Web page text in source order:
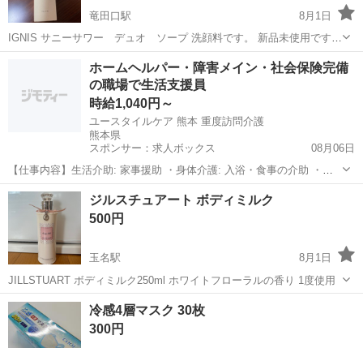
竜田口駅
8月1日
IGNIS サニーサワー デュオ ソープ 洗顔料です。 新品未使用です。
定価2800円（税抜）ですのでお得だと思います。
竜田口駅 スキンケア ソープ
ホームヘルパー・障害メイン・社会保険完備
の職場で生活支援員
時給1,040円～
ユースタイルケア 熊本 重度訪問介護
熊本県
スポンサー：求人ボックス
08月06日
【仕事内容】生活介助: 家事援助 ・身体介護: 入浴・食事の介助 ・外
出時の同行支援 ・介護記録の記入 ・医療的ケア: たんの吸引、経管栄
養など 従事すべき業務の変更範囲:なし 就業場所の変更範囲・転勤有
無:なし 雇用期間の定めな...
アルバイト・パート
ジルスチュアート ボディミルク
500円
玉名駅
8月1日
JILLSTUART ボディミルク250ml ホワイトフローラルの香り 1度使用
熊本 玉名市 玉名駅 ヘアケア
冷感4層マスク 30枚
300円